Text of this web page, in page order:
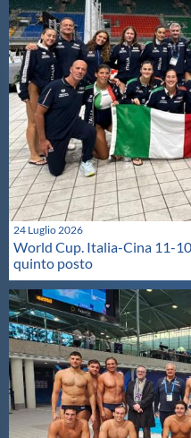
24 Luglio 2026
World Cup. Italia-Cina 11-
quinto posto